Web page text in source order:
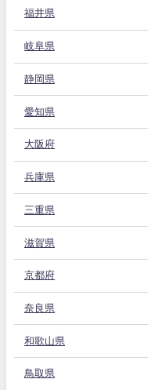
福井県
岐阜県
静岡県
愛知県
大阪府
兵庫県
三重県
滋賀県
京都府
奈良県
和歌山県
鳥取県